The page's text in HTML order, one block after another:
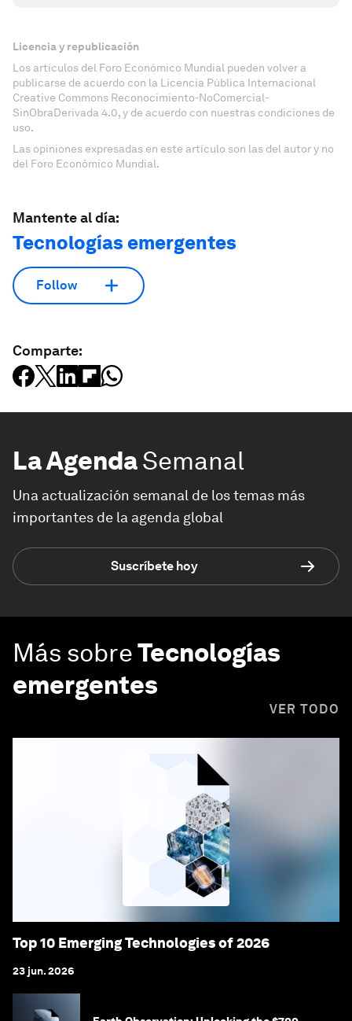
Licencia y republicación
Los artículos del Foro Económico Mundial pueden volver a
publicarse de acuerdo con la Licencia Pública Internacional
Creative Commons Reconocimiento-NoComercial-
SinObraDerivada 4.0, y de acuerdo con nuestras condiciones de
uso.
Las opiniones expresadas en este artículo son las del autor y no
del Foro Económico Mundial.
Mantente al día:
Tecnologías emergentes
Follow
Comparte:
La AgendaSemanal
Una actualización semanal de los temas más
importantes de la agenda global
Suscríbete hoy
Más sobreTecnologías
emergentes
VER TODO
Top 10 Emerging Technologies of 2026
23 jun. 2026